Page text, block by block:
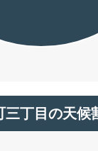
三丁目の天候